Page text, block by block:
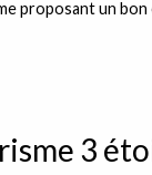
proposant un
3